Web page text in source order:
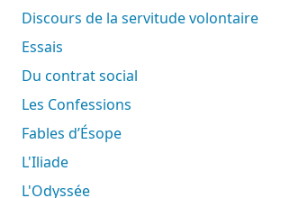
Discours de la servitude volontaire
Essais
Du contrat social
Les Confessions
Fables d’Ésope
L'Iliade
L'Odyssée